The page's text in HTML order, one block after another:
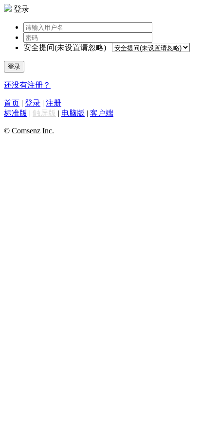
登录
安全提问(未设置请忽略)
登录
还没有注册？
首页 | 登录 | 注册
标准版 | 触屏版 | 电脑版 | 客户端
© Comsenz Inc.